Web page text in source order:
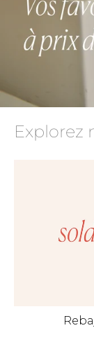
Explorez